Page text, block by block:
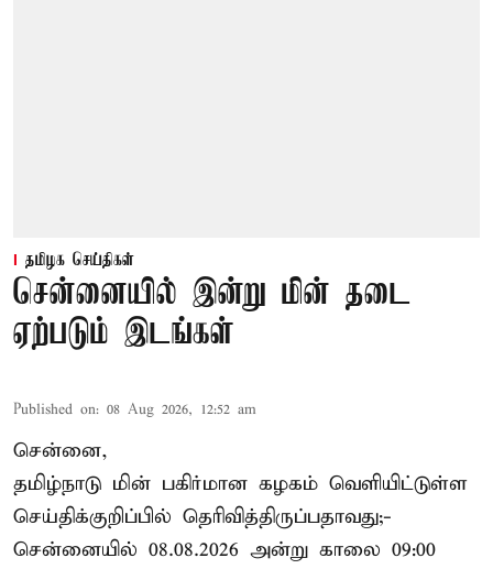
தமிழக செய்திகள்
சென்னையில் இன்று மின் தடை
ஏற்படும் இடங்கள்
Published on: 08 Aug 2026, 12:52 am
சென்னை,
தமிழ்நாடு மின் பகிர்மான கழகம் வெளியிட்டுள்ள
செய்திக்குறிப்பில் தெரிவித்திருப்பதாவது;-
சென்னையில் 08.08.2026 அன்று காலை 09:00